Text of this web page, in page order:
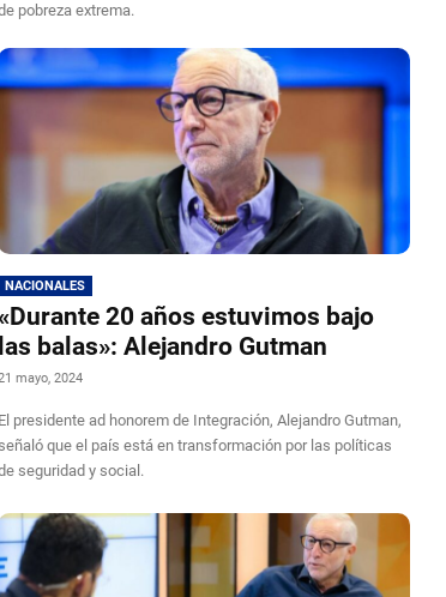
pobreza extrema.
NACIONALES
«Durante 20 años estuvimos bajo
las balas»: Alejandro Gutman
mayo, 2024
El presidente ad honorem de Integración, Alejandro Gutman,
que el país está en transformación por las políticas
seguridad y social.